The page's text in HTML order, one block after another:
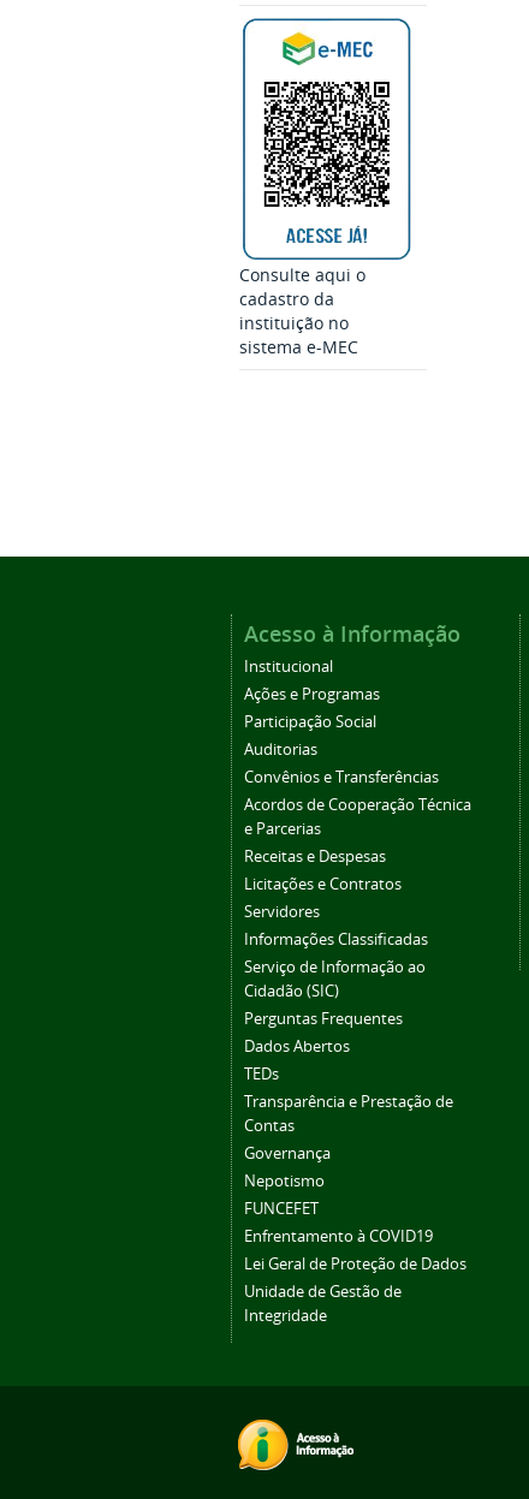
Consulte aqui o
cadastro da
instituição no
sistema e-MEC
Acesso à Informação
Institucional
Ações e Programas
Participação Social
Auditorias
Convênios e Transferências
Acordos de Cooperação Técnica
e Parcerias
Receitas e Despesas
Licitações e Contratos
Servidores
Informações Classificadas
Serviço de Informação ao
Cidadão (SIC)
Perguntas Frequentes
Dados Abertos
TEDs
Transparência e Prestação de
Contas
Governança
Nepotismo
FUNCEFET
Enfrentamento à COVID19
Lei Geral de Proteção de Dados
Unidade de Gestão de
Integridade